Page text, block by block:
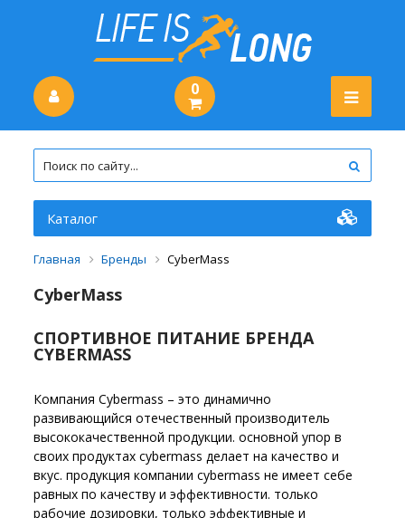
0
Каталог
Главная Бренды CyberMass
CyberMass
СПОРТИВНОЕ ПИТАНИЕ БРЕНДА
CYBERMASS
Компания Cybermass – это динамично
развивающийся отечественный производитель
высококачественной продукции. основной упор в
своих продуктах cybermass делает на качество и
вкус. продукция компании cybermass не имеет себе
равных по качеству и эффективности. только
рабочие дозировки, только эффективные и